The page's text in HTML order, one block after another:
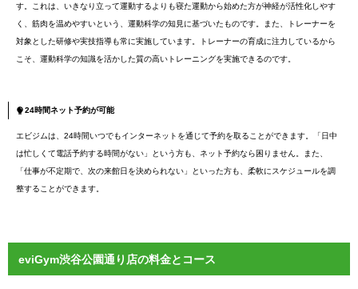
す。これは、いきなり立って運動するよりも寝た運動から始めた方が神経が活性化しやす
く、筋肉を温めやすいという、運動科学の知見に基づいたものです。また、トレーナーを
対象とした研修や実技指導も常に実施しています。トレーナーの育成に注力しているから
こそ、運動科学の知識を活かした質の高いトレーニングを実施できるのです。
24時間ネット予約が可能
エビジムは、24時間いつでもインターネットを通じて予約を取ることができます。「日中
は忙しくて電話予約する時間がない」という方も、ネット予約なら困りません。また、
「仕事が不定期で、次の来館日を決められない」といった方も、柔軟にスケジュールを調
整することができます。
eviGym渋谷公園通り店の料金とコース